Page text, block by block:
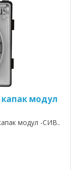
капак модул
модул -СИВ..